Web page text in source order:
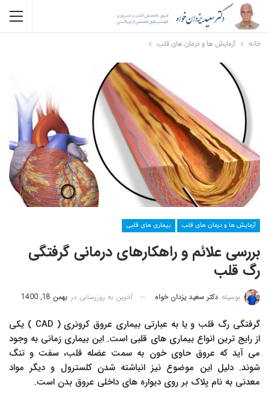
خانه آزمایش ها و درمان های قلب
آزمایش ها و درمان های قلب بیماری های قلبی
بررسی علائم و راهکارهای درمانی گرفتگی
رگ قلب
بوسیله دکتر سعید یزدان خواه آخرین به روزرسانی در بهمن 18, 1400
گرفتگی رگ قلب و یا به عبارتی بیماری عروق کرونری ( CAD ) یکی
از رایج ترین انواع بیماری های قلبی است. این بیماری زمانی به وجود
می آید که عروق حاوی خون به سمت عضله قلب، سفت و تنگ
شوند. دلیل این موضوع نیز انباشته شدن کلسترول و دیگر مواد
معدنی به نام پلاک بر روی دیواره های داخلی عروق بدن است.